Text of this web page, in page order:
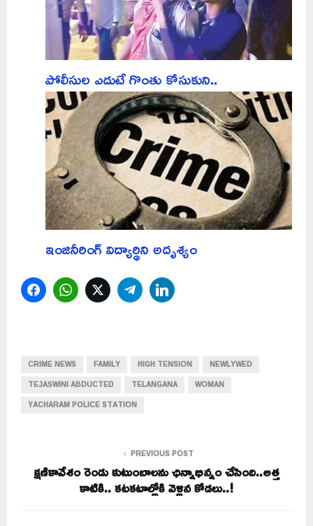
పోలీసుల ఎదుటే గొంతు కోసుకుని..
ఇంజినీరింగ్‌ విద్యార్థిని అదృశ్యం
FacebookWhatsAppTwitterTelegram
CRIME NEWS FAMILY HIGH TENSION
NEWLYWED
TEJASWINI ABDUCTED
TELANGANA
WOMAN
YACHARAM POLICE STATION
PREVIOUS POST
క్షణికావేశం రెండు కుటుంబాలను ఛిన్నాభిన్నం చేసింది..అత్త
కాటికి.. కటకటాల్లోకి వెళ్లిన కోడలు..!